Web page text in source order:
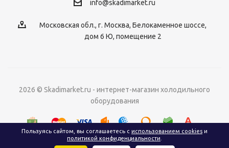
Пользуясь сайтом, вы соглашаетесь с использованием cookies и
политикой конфиденциальности
info@skadimarket.ru
Московская обл., г. Москва, Белокаменное шоссе,
дом 6 Ю, помещение 2
2026 © Skadimarket.ru - интернет-магазин холодильного
оборудования